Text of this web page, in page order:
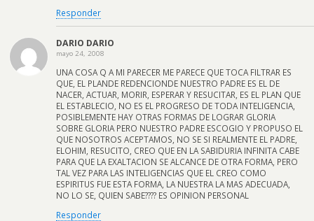
Responder
DARIO DARIO
mayo 24, 2008
UNA COSA Q A MI PARECER ME PARECE QUE TOCA FILTRAR ES
QUE, EL PLANDE REDENCIONDE NUESTRO PADRE ES EL DE
NACER, ACTUAR, MORIR, ESPERAR Y RESUCITAR, ES EL PLAN QUE
EL ESTABLECIO, NO ES EL PROGRESO DE TODA INTELIGENCIA,
POSIBLEMENTE HAY OTRAS FORMAS DE LOGRAR GLORIA
SOBRE GLORIA PERO NUESTRO PADRE ESCOGIO Y PROPUSO EL
QUE NOSOTROS ACEPTAMOS, NO SE SI REALMENTE EL PADRE,
ELOHIM, RESUCITO, CREO QUE EN LA SABIDURIA INFINITA CABE
PARA QUE LA EXALTACION SE ALCANCE DE OTRA FORMA, PERO
TAL VEZ PARA LAS INTELIGENCIAS QUE EL CREO COMO
ESPIRITUS FUE ESTA FORMA, LA NUESTRA LA MAS ADECUADA,
NO LO SE, QUIEN SABE???? ES OPINION PERSONAL
Responder